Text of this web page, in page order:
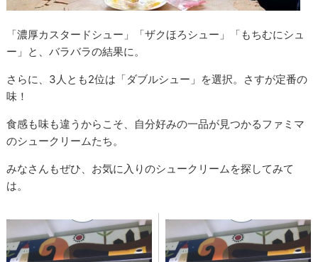
「濃厚カスタードシュー」「ザクほろシュー」「もちむにシュ
ー」と、バラバラの結果に。
さらに、3人とも2位は「ダブルシュー」を選択。さすが定番の
味！
食感も味も違うからこそ、自分好みの一品が見つかるファミマ
のシュークリームたち。
みなさんもぜひ、お気に入りのシュークリームを探してみて
は。